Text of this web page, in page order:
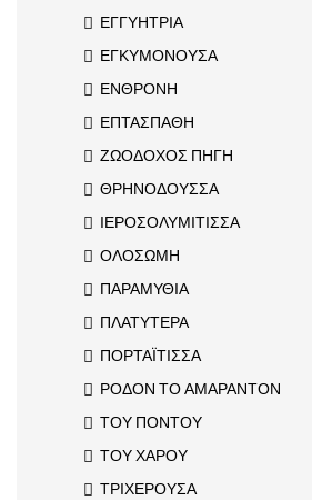
ΕΓΓΥΗΤΡΙΑ
ΕΓΚΥΜΟΝΟΥΣΑ
ΕΝΘΡΟΝΗ
ΕΠΤΑΣΠΑΘΗ
ΖΩΟΔΟΧΟΣ ΠΗΓΗ
ΘΡΗΝΟΔΟΥΣΣΑ
ΙΕΡΟΣΟΛΥΜΙΤΙΣΣΑ
ΟΛΟΣΩΜΗ
ΠΑΡΑΜΥΘΙΑ
ΠΛΑΤΥΤΕΡΑ
ΠΟΡΤΑΪΤΙΣΣΑ
ΡΟΔΟΝ ΤΟ ΑΜΑΡΑΝΤΟΝ
ΤΟΥ ΠΟΝΤΟΥ
ΤΟΥ ΧΑΡΟΥ
ΤΡΙΧΕΡΟΥΣΑ